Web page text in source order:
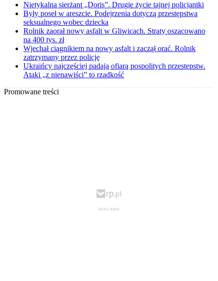
Nietykalna sierżant „Doris”. Drugie życie tajnej policjantki
Były poseł w areszcie. Podejrzenia dotyczą przestępstwa
seksualnego wobec dziecka
Rolnik zaorał nowy asfalt w Gliwicach. Straty oszacowano
na 400 tys. zł
Wjechał ciągnikiem na nowy asfalt i zaczął orać. Rolnik
zatrzymany przez policję
Ukraińcy najczęściej padają ofiarą pospolitych przestępstw.
Ataki „z nienawiści” to rzadkość
Promowane treści